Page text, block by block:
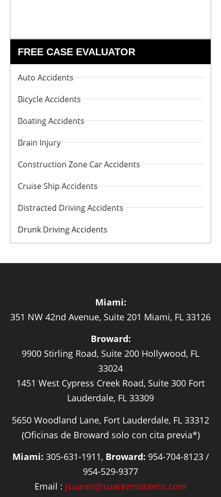
FREE CASE EVALUATOR
Auto Accidents
Bicycle Accidents
Boating Accidents
Brain Injury
Construction Zone Car Accidents
Cruise Ship Accidents
Distracted Driving Accidents
Drunk Driving Accidents
Miami:
351 NW 42nd Avenue, Suite 201 Miami, FL 33126
Broward:
9900 Stirling Road, Suite 200 Hollywood, FL
33024
1451 West Cypress Creek Road, Suite 300 Fort
Lauderdale, FL 33309
5650 Woodland Lane, Fort Lauderdale, FL 33312
(Oficinas de Broward solo con cita previa*)
Miami: 305-631-1911, Broward: 954-704-8123 /
954-529-9377
Email : jsuarez@suarezmontero.com